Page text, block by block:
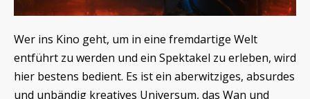
Wer ins Kino geht, um in eine fremdartige Welt
entführt zu werden und ein Spektakel zu erleben, wird
hier bestens bedient. Es ist ein aberwitziges, absurdes
und unbändig kreatives Universum, das Wan und